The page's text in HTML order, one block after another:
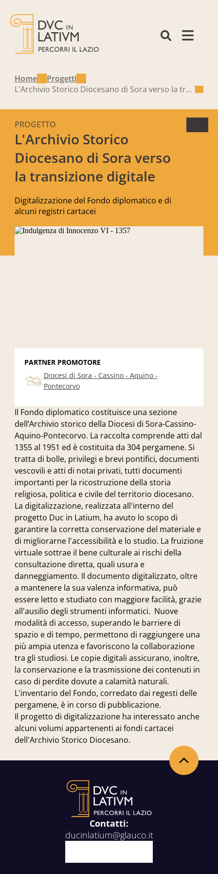
Home
Progetti
L'Archivio Storico Diocesano di Sora verso la transizione digitale
L'Archivio Storico
Diocesano di Sora verso
la transizione digitale
PROGETTO
Digitalizzazione del Fondo diplomatico e di
alcuni registri cartacei
Il Fondo diplomatico costituisce una sezione
dell’Archivio storico della Diocesi di Sora-Cassino-
Aquino-Pontecorvo. La raccolta comprende atti dal
1355 al 1951 ed è costituita da 304 pergamene. Si
tratta di bolle, privilegi e brevi pontifici, documenti
vescovili e atti di notai privati, tutti documenti
importanti per la ricostruzione della storia
religiosa, politica e civile del territorio diocesano.
La digitalizzazione, realizzata all'interno del
progetto Duc in Latium, ha avuto lo scopo di
garantire la corretta conservazione del materiale e
di migliorarne l'accessibilità e lo studio. La fruizione
virtuale sottrae il bene culturale ai rischi della
consultazione diretta, quali usura e
danneggiamento. Il documento digitalizzato, oltre
a mantenere la sua valenza informativa, può
essere letto e studiato con maggiore facilità, grazie
all'ausilio degli strumenti informatici. Nuove
modalità di accesso, superando le barriere di
spazio e di tempo, permettono di raggiungere una
più ampia utenza e favoriscono la collaborazione
tra gli studiosi. Le copie digitali assicurano, inoltre,
la conservazione e la trasmissione dei contenuti in
caso di perdite dovute a calamità naturali.
L'inventario del Fondo, corredato dai regesti delle
pergamene, è in corso di pubblicazione.
Il progetto di digitalizzazione ha interessato anche
alcuni volumi appartenenti ai fondi cartacei
dell'Archivio Storico Diocesano.
PARTNER PROMOTORE
Diocesi di Sora - Cassino - Aquino -
Pontecorvo
Contatti:
ducinlatium@glauco.it
Torna in alto